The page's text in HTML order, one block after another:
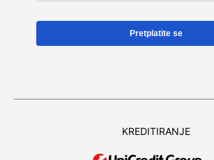
KREDITIRANJE